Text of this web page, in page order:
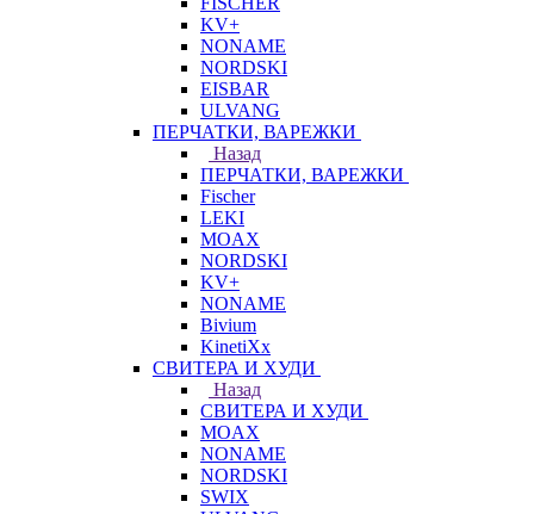
KV+
NONAME
NORDSKI
EISBAR
ULVANG
ПЕРЧАТКИ, ВАРЕЖКИ
Назад
ПЕРЧАТКИ, ВАРЕЖКИ
Fischer
LEKI
MOAX
NORDSKI
KV+
NONAME
Bivium
KinetiXx
СВИТЕРА И ХУДИ
Назад
СВИТЕРА И ХУДИ
MOAX
NONAME
NORDSKI
SWIX